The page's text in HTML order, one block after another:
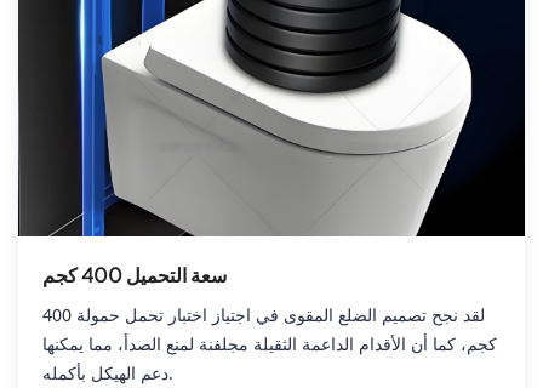
سعة التحميل 400 كجم
لقد نجح تصميم الضلع المقوى في اجتياز اختبار تحمل حمولة 400
كجم، كما أن الأقدام الداعمة الثقيلة مجلفنة لمنع الصدأ، مما يمكنها
دعم الهيكل بأكمله.